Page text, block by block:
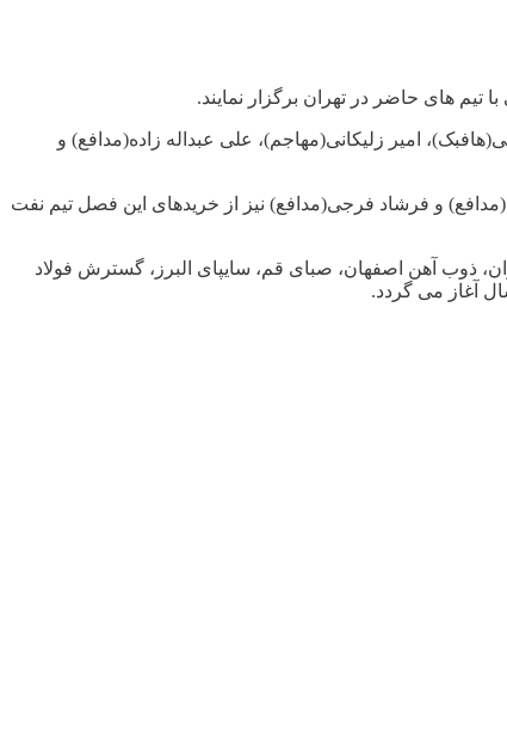
امیر زلیکانی(مهاجم)، علی عبداله زاده(مدافع) و
و فرشاد فرجی(مدافع) نیز از خریدهای این فصل تیم نفت
نفت تهران، ذوب آهن اصفهان، صبای قم، سایپای البرز، گسترش فولاد
آغاز می گردد.